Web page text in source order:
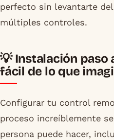
perfecto sin levantarte
múltiples controles.
💡 Instalación paso
fácil de lo que
Configurar tu control
proceso increíblemente
persona puede hacer,